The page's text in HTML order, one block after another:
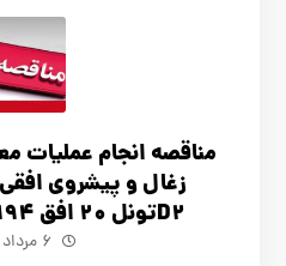
مناقصه انجام عملیات
D2تونل 20 افق 2194 معدن همکار .
۶ مرداد ۱۴۰۵